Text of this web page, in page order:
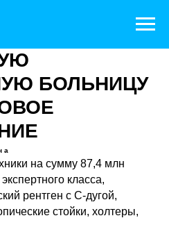
БОЛЬНИЦУ
на сумму 87,4 млн
класса,
рентген с C-дугой,
стойки, холтеры,